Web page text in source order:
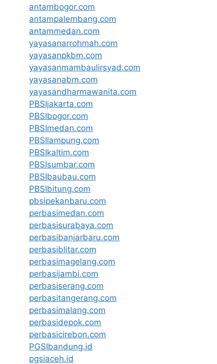
antambogor.com
antampalembang.com
antammedan.com
yayasanarrohmah.com
yayasanpkbm.com
yayasanmambaulirsyad.com
yayasanabm.com
yayasandharmawanita.com
PBSIjakarta.com
PBSIbogor.com
PBSImedan.com
PBSIlampung.com
PBSIkaltim.com
PBSIsumbar.com
PBSIbaubau.com
PBSIbitung.com
pbsipekanbaru.com
perbasimedan.com
perbasisurabaya.com
perbasibanjarbaru.com
perbasiblitar.com
perbasimagelang.com
perbasijambi.com
perbasiserang.com
perbasitangerang.com
perbasimalang.com
perbasidepok.com
perbasicirebon.com
PGSIbandung.id
pgsiaceh.id